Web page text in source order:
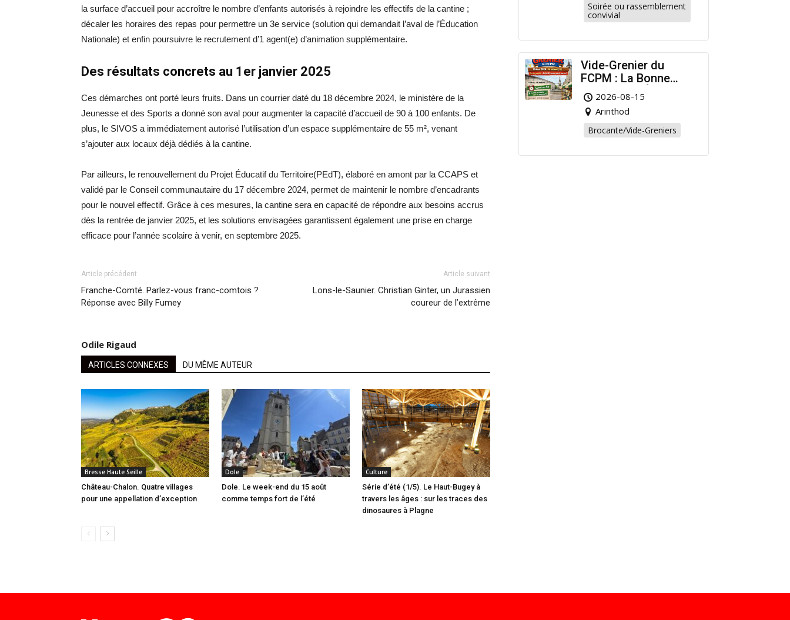
la surface d’accueil pour accroître le nombre d’enfants autorisés à rejoindre les effectifs de la cantine ;
décaler les horaires des repas pour permettre un 3e service (solution qui demandait l’aval de l’Éducation
Nationale) et enfin poursuivre le recrutement d’1 agent(e) d’animation supplémentaire.
Des résultats concrets au 1er janvier 2025
Ces démarches ont porté leurs fruits. Dans un courrier daté du 18 décembre 2024, le ministère de la
Jeunesse et des Sports a donné son aval pour augmenter la capacité d’accueil de 90 à 100 enfants. De
plus, le SIVOS a immédiatement autorisé l’utilisation d’un espace supplémentaire de 55 m², venant
s’ajouter aux locaux déjà dédiés à la cantine.
Par ailleurs, le renouvellement du Projet Éducatif du Territoire(PEdT), élaboré en amont par la CCAPS et
validé par le Conseil communautaire du 17 décembre 2024, permet de maintenir le nombre d’encadrants
pour le nouvel effectif. Grâce à ces mesures, la cantine sera en capacité de répondre aux besoins accrus
dès la rentrée de janvier 2025, et les solutions envisagées garantissent également une prise en charge
efficace pour l’année scolaire à venir, en septembre 2025.
Article précédent
Franche-Comté. Parlez-vous franc-comtois ?
Réponse avec Billy Fumey
Article suivant
Lons-le-Saunier. Christian Ginter, un Jurassien
coureur de l’extrême
Odile Rigaud
ARTICLES CONNEXES DU MÊME AUTEUR
Bresse Haute Seille
Château-Chalon. Quatre villages
pour une appellation d’exception
Dole
Dole. Le week-end du 15 août
comme temps fort de l’été
Culture
Série d’été (1/5). Le Haut-Bugey à
travers les âges : sur les traces des
dinosaures à Plagne
Soirée ou rassemblement
convivial
Vide-Grenier du
FCPM : La Bonne
Affaire de l’Été à
Arinthod !
2026-08-15
Arinthod
Brocante/Vide-Greniers